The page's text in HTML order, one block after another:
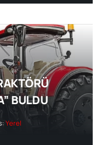
BULDU
Yerel